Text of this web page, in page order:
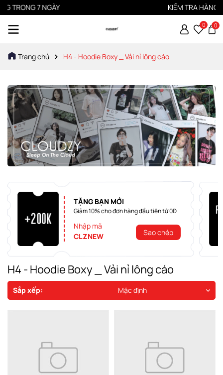
7 NGÀY KIỂM TRA HÀNG
0 0
Trang chủ H4 - Hoodie Boxy _ Vải nỉ lông cáo
TẶNG BẠN MỚI
Giảm 10% cho đơn hàng đầu tiên từ 0Đ
Nhập mã
CLZNEW
Sao chép
H4 - Hoodie Boxy _ Vải nỉ lông cáo
Sắp xếp: Mặc định